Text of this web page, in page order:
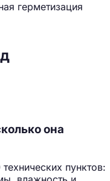
герметизация
она
пунктов: